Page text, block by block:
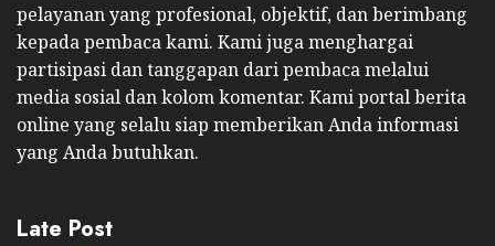
pelayanan yang profesional, objektif, dan berimbang
kepada pembaca kami. Kami juga menghargai
partisipasi dan tanggapan dari pembaca melalui
media sosial dan kolom komentar. Kami portal berita
online yang selalu siap memberikan Anda informasi
yang Anda butuhkan.
Late Post